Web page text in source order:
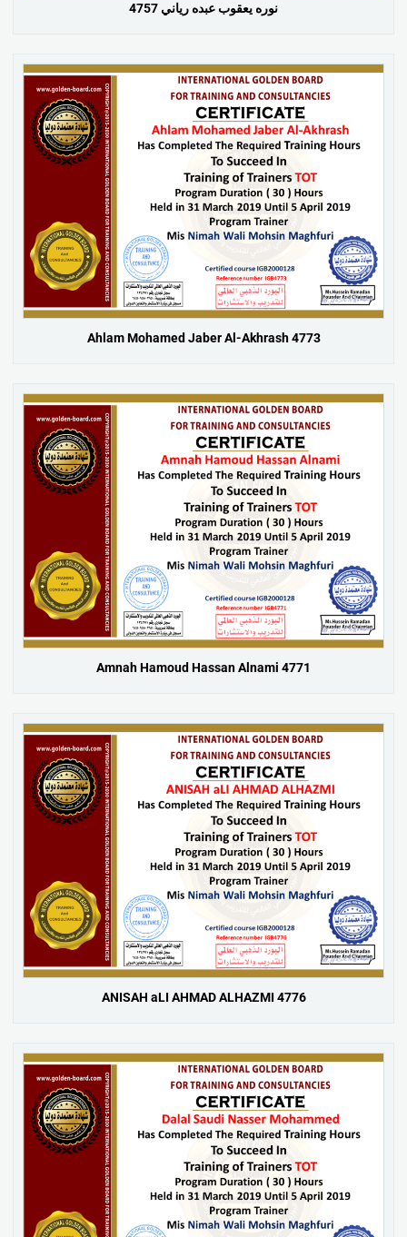
نوره يعقوب عبده رياني 4757
Ahlam Mohamed Jaber Al-Akhrash 4773
Amnah Hamoud Hassan Alnami 4771
ANISAH aLI AHMAD ALHAZMI 4776